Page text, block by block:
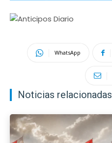
WhatsApp
Noticias relacionadas